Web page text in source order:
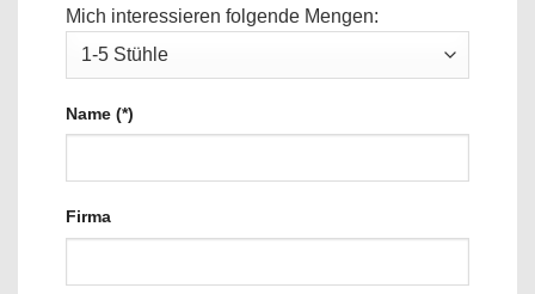
Mich interessieren folgende Mengen:
Name (*)
Firma